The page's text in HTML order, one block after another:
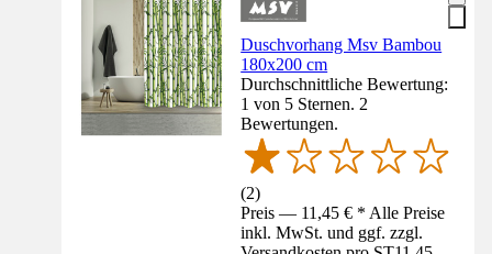
Duschvorhang Msv Bambou
180x200 cm
Durchschnittliche Bewertung:
1 von 5 Sternen. 2
Bewertungen.
(2)
Preis — 11,45 € * Alle Preise
inkl. MwSt. und ggf. zzgl.